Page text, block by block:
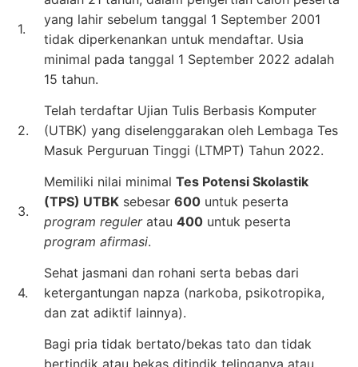
1.
yang lahir sebelum tanggal 1 September 2001
tidak diperkenankan untuk mendaftar. Usia
minimal pada tanggal 1 September 2022 adalah
15 tahun.
2.
Telah terdaftar Ujian Tulis Berbasis Komputer
(UTBK) yang diselenggarakan oleh Lembaga Tes
Masuk Perguruan Tinggi (LTMPT) Tahun 2022.
3.
Memiliki nilai minimal Tes Potensi Skolastik
(TPS) UTBK sebesar 600 untuk peserta
program reguleratau 400 untuk peserta
program afirmasi.
4.
Sehat jasmani dan rohani serta bebas dari
ketergantungan napza (narkoba, psikotropika,
dan zat adiktif lainnya).
Bagi pria tidak bertato/bekas tato dan tidak
bertindik atau bekas ditindik telinganya atau